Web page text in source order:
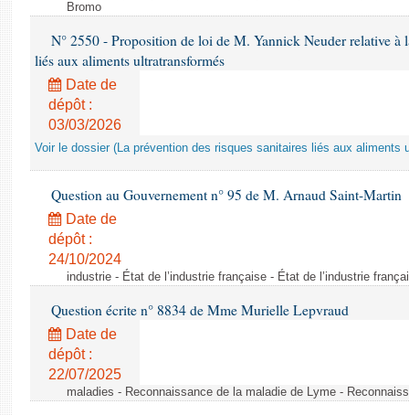
Bromo
N° 2550 - Proposition de loi de M. Yannick Neuder relative à
liés aux aliments ultratransformés
Date de
dépôt :
03/03/2026
Voir le dossier (La prévention des risques sanitaires liés aux aliments
Question au Gouvernement n° 95 de M. Arnaud Saint-Martin
Date de
dépôt :
24/10/2024
industrie - État de l’industrie française - État de l’industrie
Question écrite n° 8834 de Mme Murielle Lepvraud
Date de
dépôt :
22/07/2025
maladies - Reconnaissance de la maladie de Lyme -